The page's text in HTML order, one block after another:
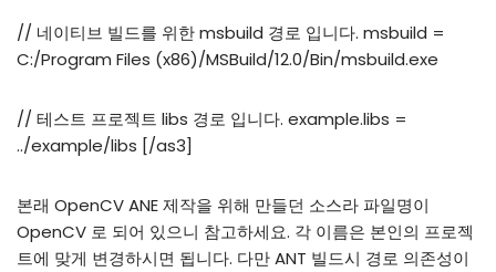
// 네이티브 빌드를 위한 msbuild 경로 입니다. msbuild =
C:/Program Files (x86)/MSBuild/12.0/Bin/msbuild.exe
// 테스트 프로젝트 libs 경로 입니다. example.libs =
../example/libs [/as3]
본래 OpenCV ANE 제작을 위해 만들던 소스라 파일명이
OpenCV 로 되어 있으니 참고하세요. 각 이름은 본인의 프로젝
트에 맞게 변경하시면 됩니다. 다만 ANT 빌드시 경로 의존성이